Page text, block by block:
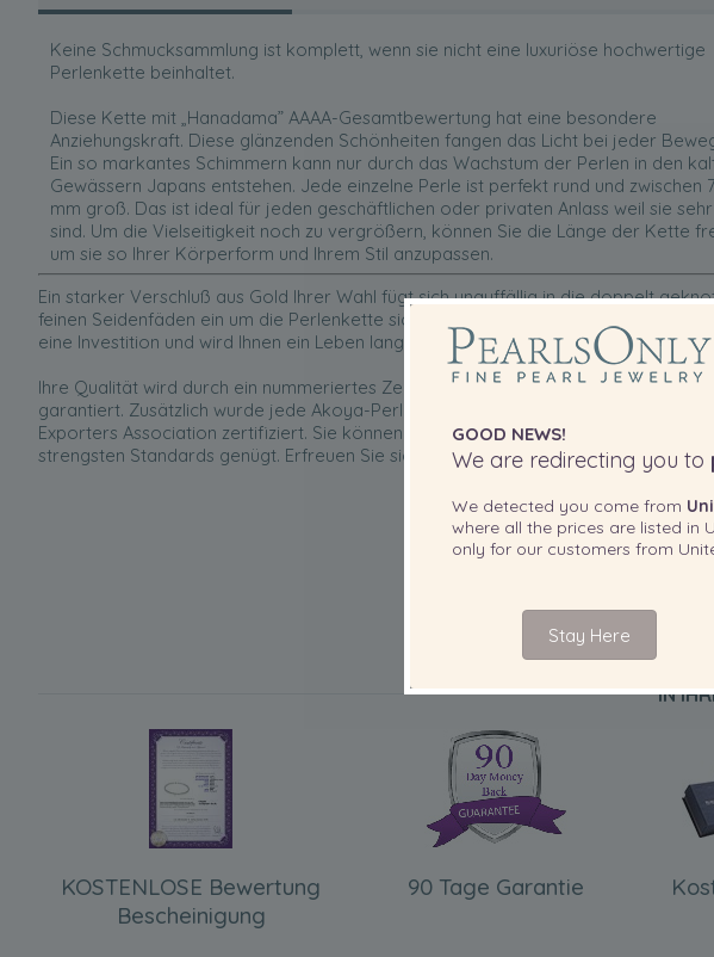
Keine Schmucksammlung ist komplett, wenn sie nicht eine luxuriöse hochwertige
Perlenkette beinhaltet.
Diese Kette mit „Hanadama” AAAA-Gesamtbewertung hat eine besondere
Anziehungskraft. Diese glänzenden Schönheiten fangen das Licht bei jeder
Ein so markantes Schimmern kann nur durch das Wachstum der Perlen in den
Gewässern Japans entstehen. Jede einzelne Perle ist perfekt rund und zwischen
mm groß. Das ist ideal für jeden geschäftlichen oder privaten Anlass weil sie
sind. Um die Vielseitigkeit noch zu vergrößern, können Sie die Länge der Kette
um sie so Ihrer Körperform und Ihrem Stil anzupassen.
Ein starker Verschluß aus Gold Ihrer Wahl fügt sich unauffällig in die doppelt
feinen Seidenfäden ein um die Perlenkette sicher am Nacken zu verschließen. Das
eine Investition und wird Ihnen ein Leben lang Freude bereiten.
Ihre Qualität wird durch ein nummeriertes Zertifikat vom Japanese Pearl Science
garantiert. Zusätzlich wurde jede Akoya-Perle aber auch noch durch die Japan
Exporters Association zertifiziert. Sie können Sie sicher sein, dass Ihre Perlenkette
strengsten Standards genügt. Erfreuen Sie sich der feinsten Qualität.
IN
KOSTENLOSE Bewertung
Bescheinigung
90 Tage Garantie
GOOD NEWS!
We are redirecting you to
We detected you come from
where all the prices are listed in
only for our customers from
Stay Here